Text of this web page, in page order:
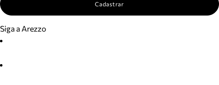
Cadastrar
Siga a Arezzo